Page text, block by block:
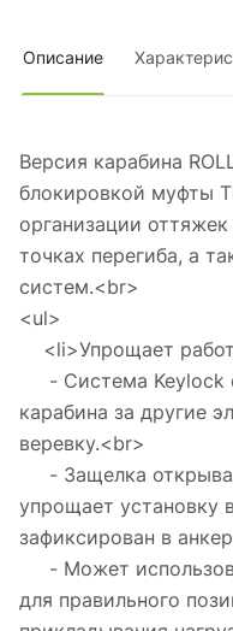
Описание
Версия карабина
блокировкой муфты
организации
точках перегиба, а
систем.<br>
<ul>
<li>Упрощает
- Система Keylock
карабина за другие
веревку.<br>
- Защелка
упрощает установку
зафиксирован в
- Может
для правильного